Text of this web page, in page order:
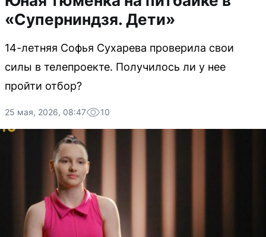
«Суперниндзя. Дети»
14-летняя Софья Сухарева проверила свои
силы в телепроекте. Получилось ли у нее
пройти отбор?
25 мая, 2026, 08:47 10